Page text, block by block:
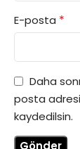
E-posta *
Daha
posta
kaydedilsin.